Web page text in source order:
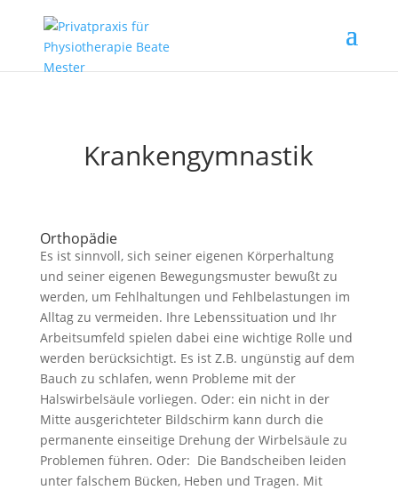
Krankengymnastik
Orthopädie
Es ist sinnvoll, sich seiner eigenen Körperhaltung
und seiner eigenen Bewegungsmuster bewußt zu
werden, um Fehlhaltungen und Fehlbelastungen im
Alltag zu vermeiden. Ihre Lebenssituation und Ihr
Arbeitsumfeld spielen dabei eine wichtige Rolle und
werden berücksichtigt. Es ist Z.B. ungünstig auf dem
Bauch zu schlafen, wenn Probleme mit der
Halswirbelsäule vorliegen. Oder: ein nicht in der
Mitte ausgerichteter Bildschirm kann durch die
permanente einseitige Drehung der Wirbelsäule zu
Problemen führen. Oder: Die Bandscheiben leiden
unter falschem Bücken, Heben und Tragen. Mit